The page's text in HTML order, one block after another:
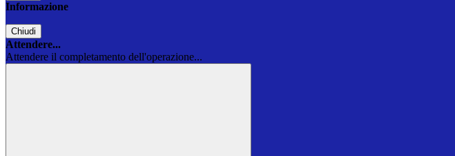
Informazione
Chiudi
Attendere...
Attendere il completamento dell'operazione...